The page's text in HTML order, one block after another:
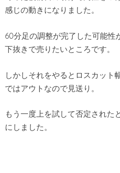
感じの動きになりました。
60分足の調整が完了した可能性
下抜きで売りたいところです。
しかしそれをやるとロスカット
ではアウトなので見送り。
もう一度上を試して否定された
にしました。